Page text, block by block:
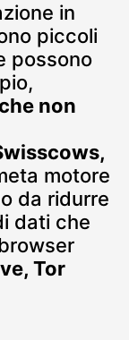
in
piccoli
possono
non
motore
da ridurre
dati che
Tor